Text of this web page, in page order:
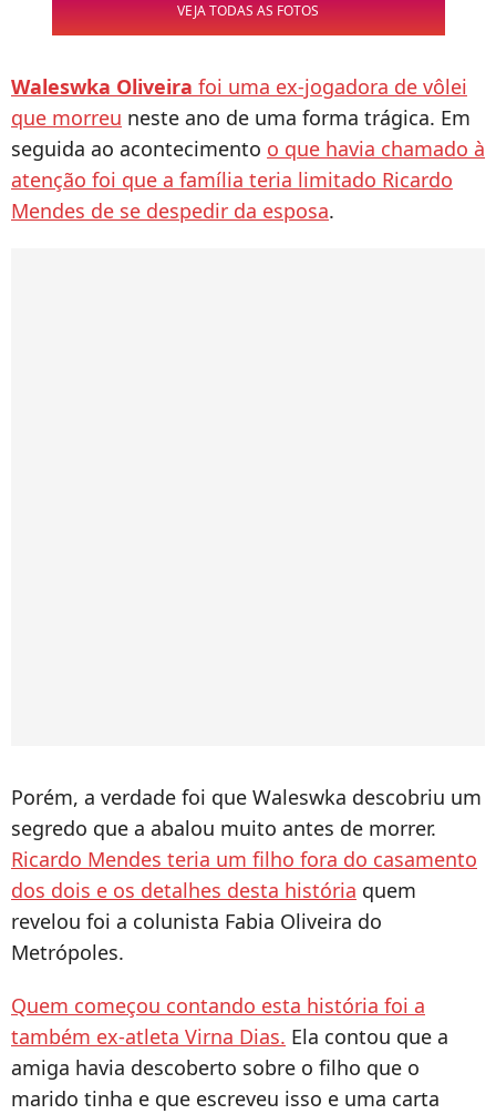
VEJA TODAS AS FOTOS
Waleswka Oliveira foi uma ex-jogadora de vôlei
que morreu neste ano de uma forma trágica. Em
seguida ao acontecimento o que havia chamado à
atenção foi que a família teria limitado Ricardo
Mendes de se despedir da esposa.
Porém, a verdade foi que Waleswka descobriu um
segredo que a abalou muito antes de morrer.
Ricardo Mendes teria um filho fora do casamento
dos dois e os detalhes desta história quem
revelou foi a colunista Fabia Oliveira do
Metrópoles.
Quem começou contando esta história foi a
também ex-atleta Virna Dias. Ela contou que a
amiga havia descoberto sobre o filho que o
marido tinha e que escreveu isso e uma carta